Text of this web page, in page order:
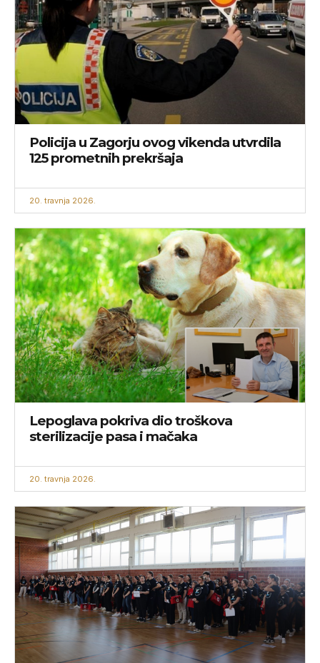
Policija u Zagorju ovog vikenda utvrdila
125 prometnih prekršaja
20. travnja 2026.
Lepoglava pokriva dio troškova
sterilizacije pasa i mačaka
20. travnja 2026.